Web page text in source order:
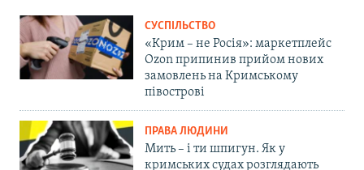
СУСПІЛЬСТВО
«Крим – не Росія»: маркетплейс
Ozon припинив прийом нових
замовлень на Кримському
півострові
ПРАВА ЛЮДИНИ
Мить – і ти шпигун. Як у
кримських судах розглядають